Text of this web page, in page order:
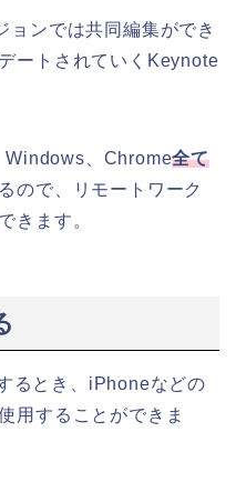
ンでは共同編集ができ
ートされていくKeynote
Windows、Chrome全て
ので、リモートワーク
きます。
るとき、iPhoneなどの
用することができま